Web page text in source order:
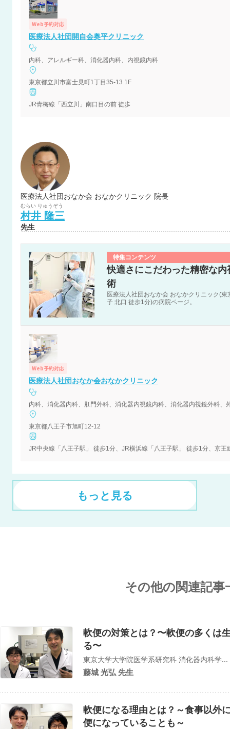
Web予約対応
医療法人社団開自会奥平クリニック
内科、アレルギー科、消化器内科、内視鏡内科
東京都立川市富士見町1丁目35-13 1F
JR青梅線「西立川」南口目の前 徒歩
医療法人社団おなか会 おなかクリニック 院長
むらい りゅうぞう
村井 隆三
先生
特集コンテンツ
快適さにこだわった精密な
術
医療法人社団おなか会 おなかクリニック(
子 北口 徒歩1分)の病院ページ。
Web予約対応
医療法人社団おなか会おなかクリニック
内科、消化器内科、肛門外科、消化器内視鏡内科、消化器内視鏡外科、
東京都八王子市旭町12-12
JR中央線「八王子駅」 徒歩1分、JR横浜線「八王子駅」 徒歩1分、京王
もっと見る
その他の関連記事
軟便の対策とは？〜軟便の多くは
る〜
東京大学大学院医学系研究科 消化器内科学...
藤城 光弘 先生
軟便になる理由とは？～食事以外
便になっていることも～